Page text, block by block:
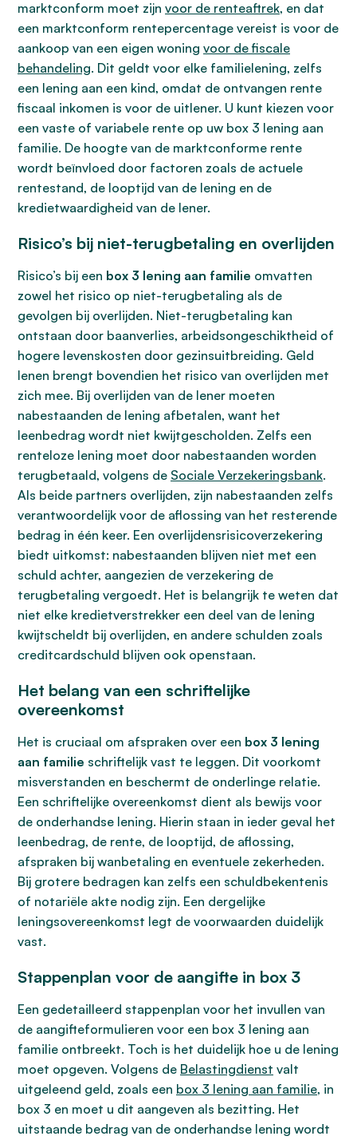
marktconform moet zijn voor de renteaftrek, en dat
een marktconform rentepercentage vereist is voor de
aankoop van een eigen woning voor de fiscale
behandeling. Dit geldt voor elke familielening, zelfs
een lening aan een kind, omdat de ontvangen rente
fiscaal inkomen is voor de uitlener. U kunt kiezen voor
een vaste of variabele rente op uw box 3 lening aan
familie. De hoogte van de marktconforme rente
wordt beïnvloed door factoren zoals de actuele
rentestand, de looptijd van de lening en de
kredietwaardigheid van de lener.
Risico’s bij niet-terugbetaling en overlijden
Risico’s bij een box 3 lening aan familie omvatten
zowel het risico op niet-terugbetaling als de
gevolgen bij overlijden. Niet-terugbetaling kan
ontstaan door baanverlies, arbeidsongeschiktheid of
hogere levenskosten door gezinsuitbreiding. Geld
lenen brengt bovendien het risico van overlijden met
zich mee. Bij overlijden van de lener moeten
nabestaanden de lening afbetalen, want het
leenbedrag wordt niet kwijtgescholden. Zelfs een
renteloze lening moet door nabestaanden worden
terugbetaald, volgens de Sociale Verzekeringsbank.
Als beide partners overlijden, zijn nabestaanden zelfs
verantwoordelijk voor de aflossing van het resterende
bedrag in één keer. Een overlijdensrisicoverzekering
biedt uitkomst: nabestaanden blijven niet met een
schuld achter, aangezien de verzekering de
terugbetaling vergoedt. Het is belangrijk te weten dat
niet elke kredietverstrekker een deel van de lening
kwijtscheldt bij overlijden, en andere schulden zoals
creditcardschuld blijven ook openstaan.
Het belang van een schriftelijke
overeenkomst
Het is cruciaal om afspraken over een box 3 lening
aan familie schriftelijk vast te leggen. Dit voorkomt
misverstanden en beschermt de onderlinge relatie.
Een schriftelijke overeenkomst dient als bewijs voor
de onderhandse lening. Hierin staan in ieder geval het
leenbedrag, de rente, de looptijd, de aflossing,
afspraken bij wanbetaling en eventuele zekerheden.
Bij grotere bedragen kan zelfs een schuldbekentenis
of notariële akte nodig zijn. Een dergelijke
leningsovereenkomst legt de voorwaarden duidelijk
vast.
Stappenplan voor de aangifte in box 3
Een gedetailleerd stappenplan voor het invullen van
de aangifteformulieren voor een box 3 lening aan
familie ontbreekt. Toch is het duidelijk hoe u de lening
moet opgeven. Volgens de Belastingdienst valt
uitgeleend geld, zoals een box 3 lening aan familie, in
box 3 en moet u dit aangeven als bezitting. Het
uitstaande bedrag van de onderhandse lening wordt